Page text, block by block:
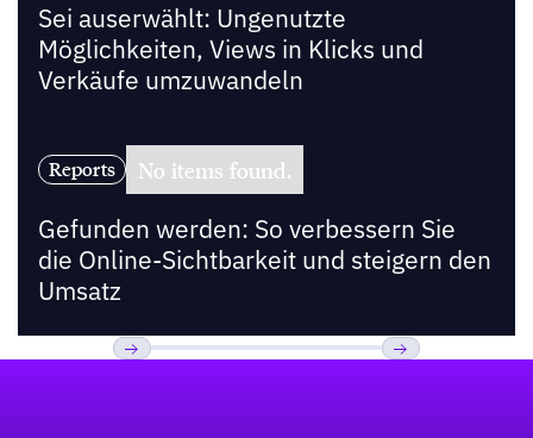
Sei auserwählt: Ungenutzte
Möglichkeiten, Views in Klicks und
Verkäufe umzuwandeln
Reports No items found.
Gefunden werden: So verbessern Sie
die Online-Sichtbarkeit und steigern den
Umsatz